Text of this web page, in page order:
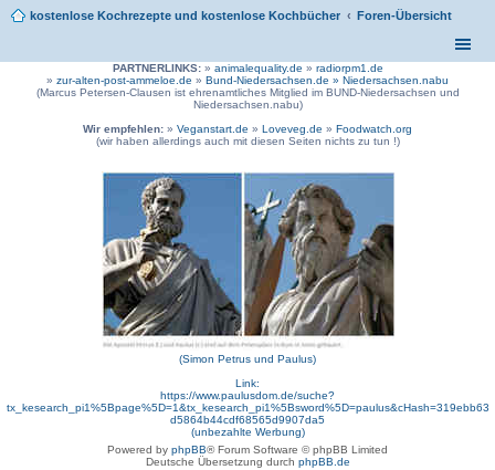
kostenlose Kochrezepte und kostenlose Kochbücher Foren-Übersicht
PARTNERLINKS:» animalequality.de » radiorpm1.de
» zur-alten-post-ammeloe.de » Bund-Niedersachsen.de » Niedersachsen.nabu
(Marcus Petersen-Clausen ist ehrenamtliches Mitglied im BUND-Niedersachsen und
Niedersachsen.nabu)
Wir empfehlen: » Veganstart.de » Loveveg.de » Foodwatch.org
(wir haben allerdings auch mit diesen Seiten nichts zu tun !)
(Simon Petrus und Paulus)
Link:
https://www.paulusdom.de/suche?
tx_kesearch_pi1%5Bpage%5D=1&tx_kesearch_pi1%5Bsword%5D=paulus&cHash=319ebb63
d5864b44cdf68565d9907da5
(unbezahlte Werbung)
Powered by phpBB® Forum Software © phpBB Limited
Deutsche Übersetzung durch phpBB.de